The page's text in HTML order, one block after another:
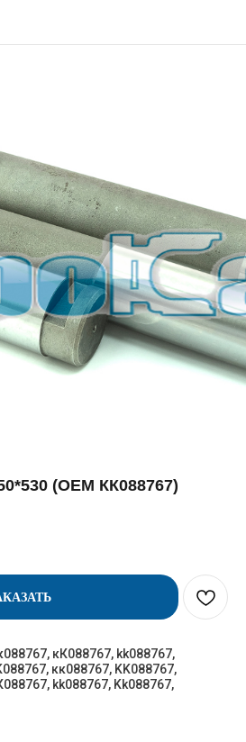
(OEM КК088767)
кК088767, kk088767,
кк088767, KK088767,
kk088767, Kk088767,